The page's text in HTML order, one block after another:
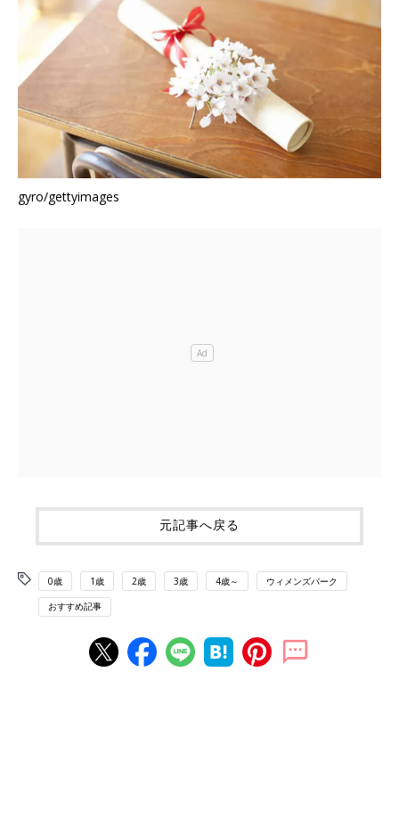
gyro/gettyimages
元記事へ戻る
0歳 1歳 2歳 3歳 4歳～ ウィメンズパーク
おすすめ記事